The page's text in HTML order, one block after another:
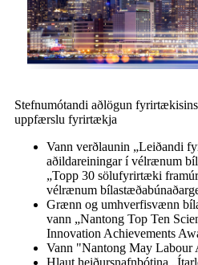
Stefnumótandi aðlögun
uppfærslu fyrirtækja
Vann verðlaunin „Leiðandi
aðildareiningar í vélrænum
„Topp 30 sölufyrirtæki
vélrænum
Grænn og umhverfisvænn
vann „Nantong Top Ten
Innovation Achievements
Vann "Nantong May Labour